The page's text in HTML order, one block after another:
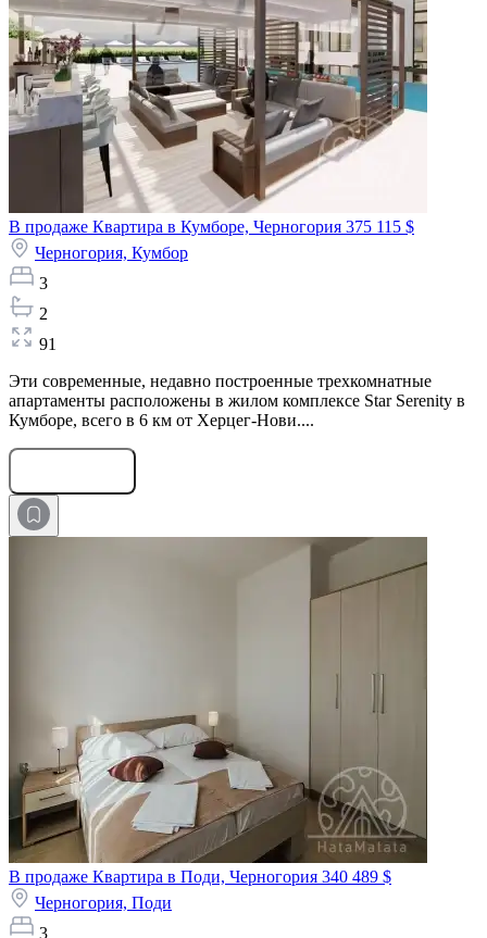
В продаже Квартира в Кумборе, Черногория 375 115 $
Черногория, Кумбор
3
2
91
Эти современные, недавно построенные трехкомнатные
апартаменты расположены в жилом комплексе Star Serenity в
Кумборе, всего в 6 км от Херцег-Нови....
В продаже Квартира в Поди, Черногория 340 489 $
Черногория, Поди
3